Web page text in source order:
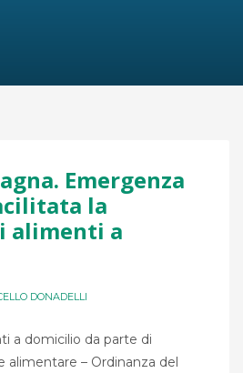
Emergenza
la
alimenti a
DONADELLI
a domicilio da parte di
alimentare – Ordinanza del